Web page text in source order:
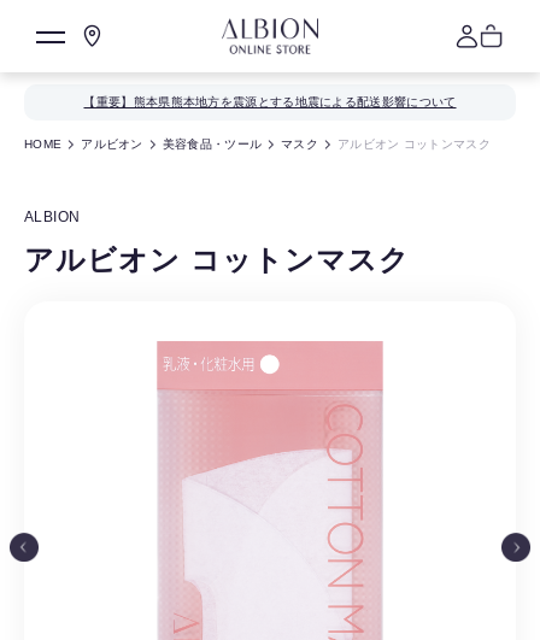
【重要】熊本県熊本地方を震源とする地震による配送影響について
HOME アルビオン 美容食品・ツール マスク アルビオン コットンマスク
ALBION
アルビオン コットンマスク